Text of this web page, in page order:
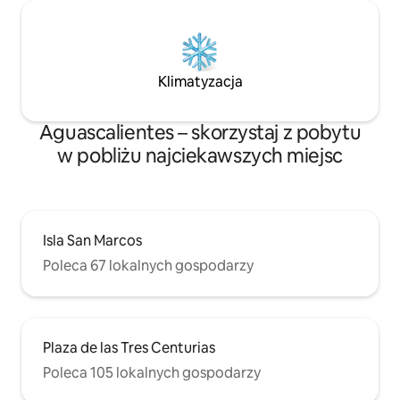
Klimatyzacja
Aguascalientes – skorzystaj z pobytu
w pobliżu najciekawszych miejsc
Isla San Marcos
Poleca 67 lokalnych gospodarzy
Plaza de las Tres Centurias
Poleca 105 lokalnych gospodarzy